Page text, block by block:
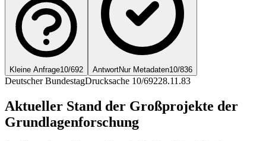
Kleine Anfrage10/692 AntwortNur Metadaten10/836
Deutscher BundestagDrucksache 10/69228.11.83
Aktueller Stand der Großprojekte der
Grundlagenforschung